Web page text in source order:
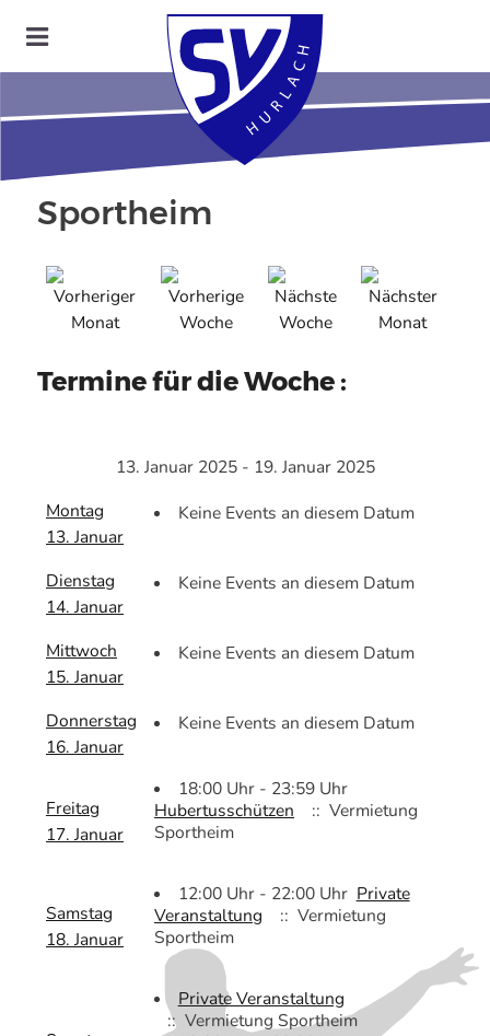
Sportheim
Termine für die Woche :
13. Januar 2025 - 19. Januar 2025
Montag
13. Januar
Keine Events an diesem Datum
Dienstag
14. Januar
Keine Events an diesem Datum
Mittwoch
15. Januar
Keine Events an diesem Datum
Donnerstag
16. Januar
Keine Events an diesem Datum
Freitag
17. Januar
18:00 Uhr - 23:59 Uhr
Hubertusschützen
:: Vermietung
Sportheim
Samstag
18. Januar
12:00 Uhr - 22:00 Uhr Private
Veranstaltung
:: Vermietung
Sportheim
Private Veranstaltung
:: Vermietung Sportheim